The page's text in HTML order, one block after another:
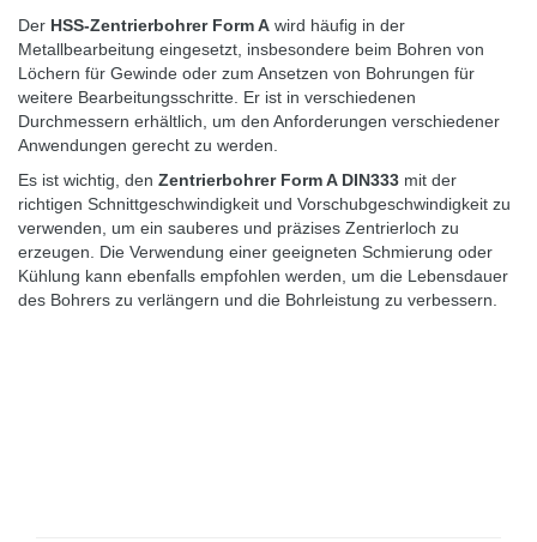
Der HSS-Zentrierbohrer Form A wird häufig in der
Metallbearbeitung eingesetzt, insbesondere beim Bohren von
Löchern für Gewinde oder zum Ansetzen von Bohrungen für
weitere Bearbeitungsschritte. Er ist in verschiedenen
Durchmessern erhältlich, um den Anforderungen verschiedener
Anwendungen gerecht zu werden.
Es ist wichtig, den Zentrierbohrer Form A DIN333 mit der
richtigen Schnittgeschwindigkeit und Vorschubgeschwindigkeit zu
verwenden, um ein sauberes und präzises Zentrierloch zu
erzeugen. Die Verwendung einer geeigneten Schmierung oder
Kühlung kann ebenfalls empfohlen werden, um die Lebensdauer
des Bohrers zu verlängern und die Bohrleistung zu verbessern.